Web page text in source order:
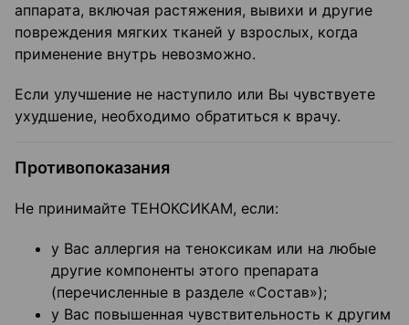
аппарата, включая растяжения, вывихи и другие
повреждения мягких тканей у взрослых, когда
применение внутрь невозможно.
Если улучшение не наступило или Вы чувствуете
ухудшение, необходимо обратиться к врачу.
Противопоказания
Не принимайте ТЕНОКСИКАМ, если:
у Вас аллергия на теноксикам или на любые
другие компоненты этого препарата
(перечисленные в разделе «Состав»);
у Вас повышенная чувствительность к другим